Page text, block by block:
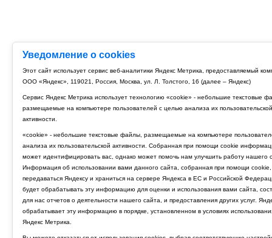
Уведомление о cookies
Этот сайт использует сервис веб-аналитики Яндекс Метрика, предоставляемый
ООО «Яндекс», 119021, Россия, Москва, ул. Л. Толстого, 16 (далее – Яндекс)
Сервис Яндекс Метрика использует технологию «cookie» - небольшие текстовые
размещаемые на компьютере пользователей с целью анализа их пользовательской
активности.
«cookie» - небольшие текстовые файлы, размещаемые на компьютере
анализа их пользовательской активности. Собранная при помощи cookie
может идентифицировать вас, однако может помочь нам улучшить работу нашего
Информация об использовании вами данного сайта, собранная при помощи cookie,
передаваться Яндексу и храниться на сервере Яндекса в ЕС и Российской
будет обрабатывать эту информацию для оценки и использования вами сайта,
для нас отчетов о деятельности нашего сайта, и предоставления других услуг.
обрабатывает эту информацию в порядке, установленном в условиях
Яндекс Метрика.